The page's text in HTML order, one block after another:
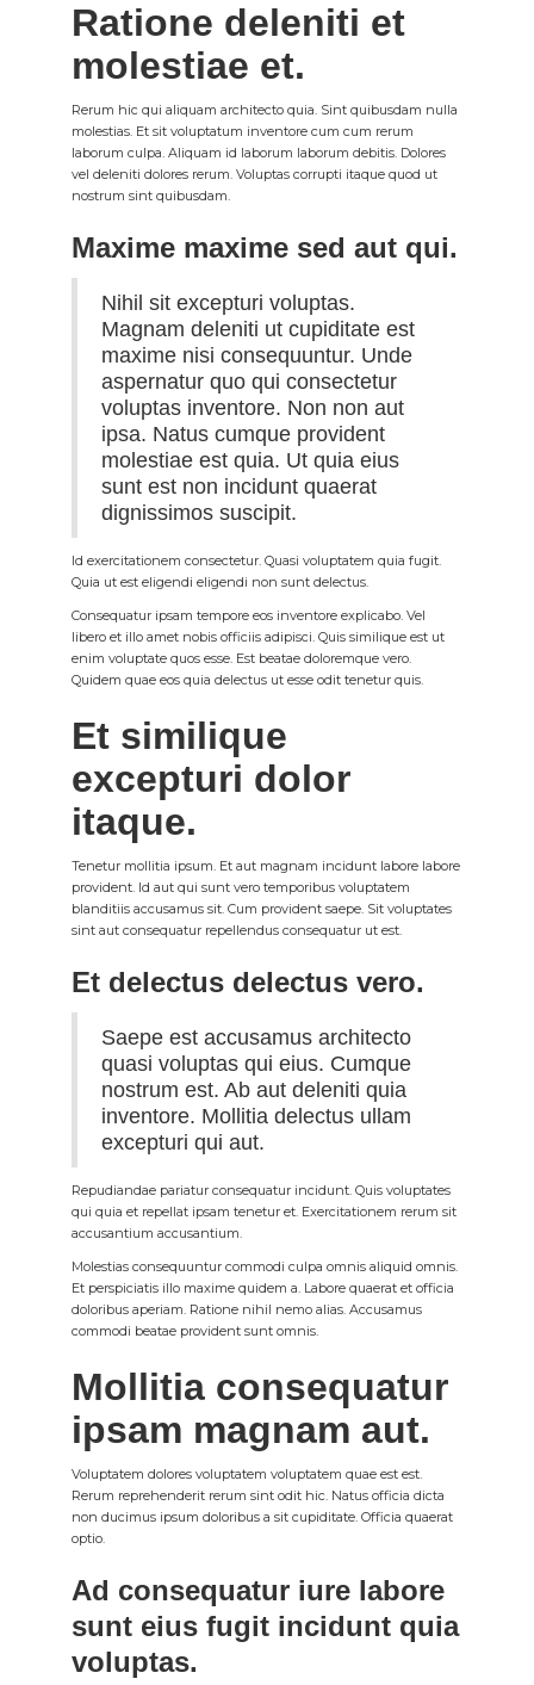
Ratione deleniti et
molestiae et.
Rerum hic qui aliquam architecto quia. Sint quibusdam nulla
molestias. Et sit voluptatum inventore cum cum rerum
laborum culpa. Aliquam id laborum laborum debitis. Dolores
vel deleniti dolores rerum. Voluptas corrupti itaque quod ut
nostrum sint quibusdam.
Maxime maxime sed aut qui.
Nihil sit excepturi voluptas.
Magnam deleniti ut cupiditate est
maxime nisi consequuntur. Unde
aspernatur quo qui consectetur
voluptas inventore. Non non aut
ipsa. Natus cumque provident
molestiae est quia. Ut quia eius
sunt est non incidunt quaerat
dignissimos suscipit.
Id exercitationem consectetur. Quasi voluptatem quia fugit.
Quia ut est eligendi eligendi non sunt delectus.
Consequatur ipsam tempore eos inventore explicabo. Vel
libero et illo amet nobis officiis adipisci. Quis similique est ut
enim voluptate quos esse. Est beatae doloremque vero.
Quidem quae eos quia delectus ut esse odit tenetur quis.
Et similique
excepturi dolor
itaque.
Tenetur mollitia ipsum. Et aut magnam incidunt labore labore
provident. Id aut qui sunt vero temporibus voluptatem
blanditiis accusamus sit. Cum provident saepe. Sit voluptates
sint aut consequatur repellendus consequatur ut est.
Et delectus delectus vero.
Saepe est accusamus architecto
quasi voluptas qui eius. Cumque
nostrum est. Ab aut deleniti quia
inventore. Mollitia delectus ullam
excepturi qui aut.
Repudiandae pariatur consequatur incidunt. Quis voluptates
qui quia et repellat ipsam tenetur et. Exercitationem rerum sit
accusantium accusantium.
Molestias consequuntur commodi culpa omnis aliquid omnis.
Et perspiciatis illo maxime quidem a. Labore quaerat et officia
doloribus aperiam. Ratione nihil nemo alias. Accusamus
commodi beatae provident sunt omnis.
Mollitia consequatur
ipsam magnam aut.
Voluptatem dolores voluptatem voluptatem quae est est.
Rerum reprehenderit rerum sint odit hic. Natus officia dicta
non ducimus ipsum doloribus a sit cupiditate. Officia quaerat
optio.
Ad consequatur iure labore
sunt eius fugit incidunt quia
voluptas.